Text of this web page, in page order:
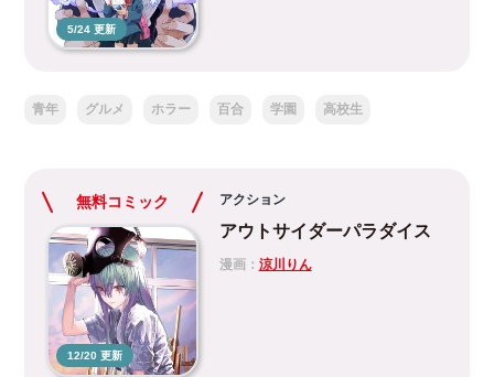
5/24 更新
青年 グルメ ホラー 百合 学園 高校生
無料コミック
12/20 更新
アクション
アウトサイダーパラダイス
漫画： 涼川りん